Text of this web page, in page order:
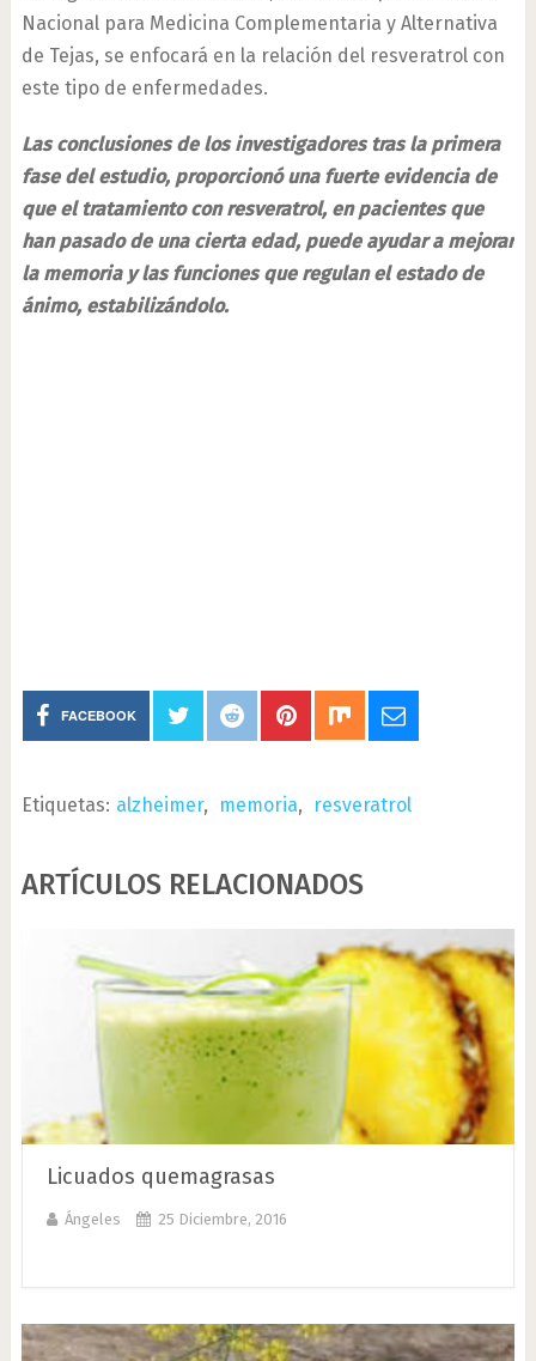
Nacional para Medicina Complementaria y Alternativa
de Tejas, se enfocará en la relación del resveratrol con
este tipo de enfermedades.
Las conclusiones de los investigadores tras la primera
fase del estudio, proporcionó una fuerte evidencia de
que el tratamiento con resveratrol, en pacientes que
han pasado de una cierta edad, puede ayudar a mejorar
la memoria y las funciones que regulan el estado de
ánimo, estabilizándolo.
FACEBOOK
Etiquetas: alzheimer, memoria, resveratrol
ARTÍCULOS RELACIONADOS
Licuados quemagrasas
Ángeles 25 Diciembre, 2016